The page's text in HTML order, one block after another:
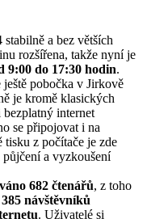
a bez větších
rozšířena, takže nyní je
9:00 do 17:30 hodin.
pobočka v Jirkově
je kromě klasických
internet
se připojovat i na
z počítače je zde
a vyzkoušení
682 čtenářů, z toho
385 návštěvníků
. Uživatelé si